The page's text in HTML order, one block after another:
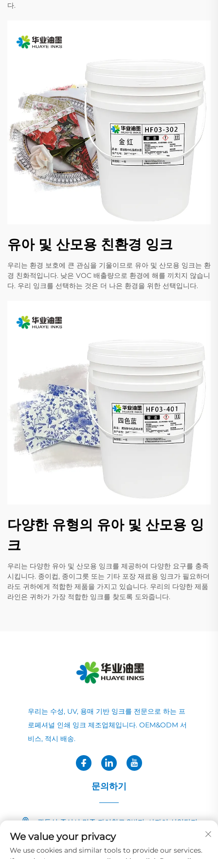
다.
유아 및 산모용 친환경 잉크
우리는 환경 보호에 큰 관심을 기울이므로 유아 및 산모용 잉크는 환
경 친화적입니다. 낮은 VOC 배출량으로 환경에 해를 끼치지 않습니
다. 우리 잉크를 선택하는 것은 더 나은 환경을 위한 선택입니다.
다양한 유형의 유아 및 산모용 잉
크
우리는 다양한 유아 및 산모용 잉크를 제공하여 다양한 요구를 충족
시킵니다. 종이컵, 종이그릇 또는 기타 포장 재료용 잉크가 필요하더
라도 귀하에게 적합한 제품을 가지고 있습니다. 우리의 다양한 제품
라인은 귀하가 가장 적합한 잉크를 찾도록 도와줍니다.
우리는 수성, UV, 용매 기반 잉크를 전문으로 하는 프
로페셔널 인쇄 잉크 제조업체입니다. OEM&ODM 서
비스, 적시 배송.
문의하기
광둥성 중산시 민중 자이칭로 2번지, 샤자이 산업단지
+86-13726040081
We value your privacy
We use cookies and similar tools to provide our services.